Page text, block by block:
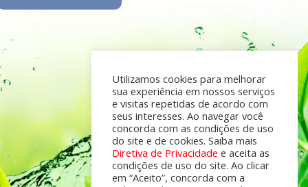
Utilizamos cookies para melhorar
sua experiência em nossos serviços
e visitas repetidas de acordo com
seus interesses. Ao navegar você
concorda com as condições de uso
do site e de cookies. Saiba mais
Diretiva de Privacidade e aceita as
condições de uso do site. Ao clicar
em “Aceito”, concorda com a